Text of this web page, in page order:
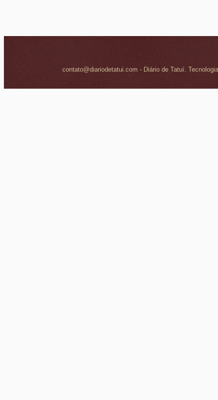
contato@diariodetatui.com - Diário de Tatuí.